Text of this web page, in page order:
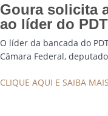
Goura solicita
ao líder do
O líder da bancada do
Câmara Federal,
CLIQUE AQUI E SAIBA MAIS